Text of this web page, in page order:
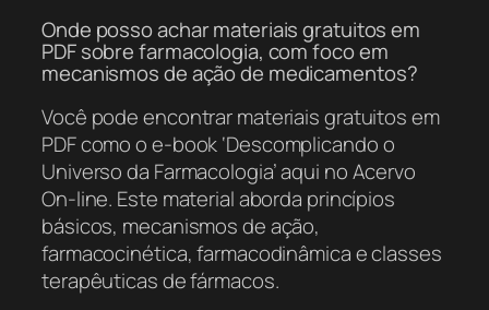
Onde posso achar materiais gratuitos em
PDF sobre farmacologia, com foco em
mecanismos de ação de medicamentos?
Você pode encontrar materiais gratuitos em
PDF como o e-book ‘Descomplicando o
Universo da Farmacologia’ aqui no Acervo
On-line. Este material aborda princípios
básicos, mecanismos de ação,
farmacocinética, farmacodinâmica e classes
terapêuticas de fármacos.